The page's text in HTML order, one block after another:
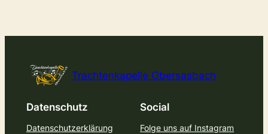
Trachtenkapelle Obersasbach
Datenschutz
Datenschutzerklärung
Social
Folge uns auf Instagram